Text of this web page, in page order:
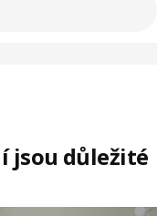
jsou důležité